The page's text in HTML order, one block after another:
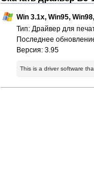
Win 3.1x, Win95,
Тип: Драйвер для
Последнее
Версия: 3.95
This is a driver software